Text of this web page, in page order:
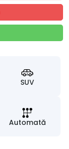
SUV
Automată